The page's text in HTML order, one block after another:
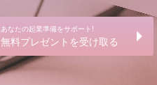
あなたの起業準備をサポート!
無料プレゼントを受け取る